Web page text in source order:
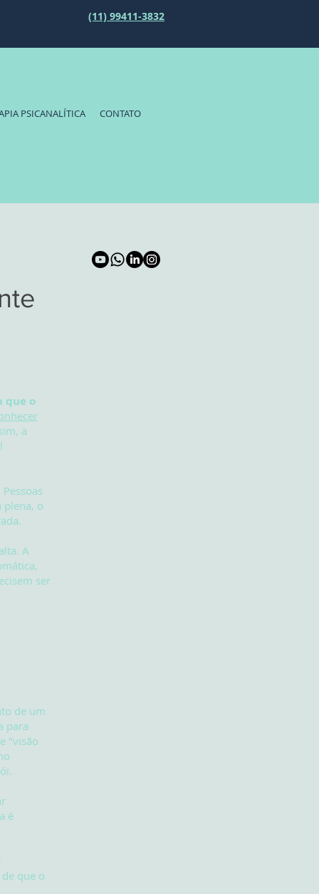
(11) 99411-3832
PSICANALÍTICA CONTATO
que o
a
Pessoas
plena, o
A
ser
de um
para
"visão
é
que o